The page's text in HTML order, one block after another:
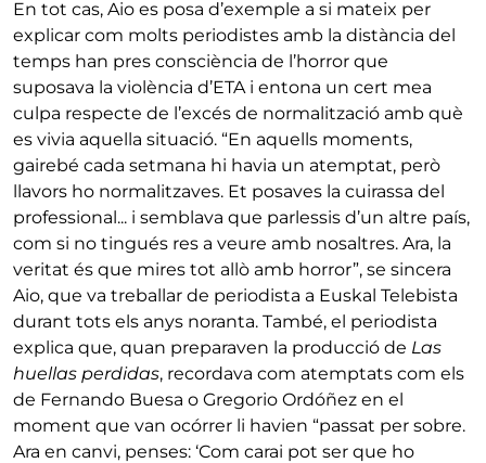
En tot cas, Aio es posa d’exemple a si mateix per
explicar com molts periodistes amb la distància del
temps han pres consciència de l’horror que
suposava la violència d’ETA i entona un cert mea
culpa respecte de l’excés de normalització amb què
es vivia aquella situació. “En aquells moments,
gairebé cada setmana hi havia un atemptat, però
llavors ho normalitzaves. Et posaves la cuirassa del
professional... i semblava que parlessis d’un altre país,
com si no tingués res a veure amb nosaltres. Ara, la
veritat és que mires tot allò amb horror”, se sincera
Aio, que va treballar de periodista a Euskal Telebista
durant tots els anys noranta. També, el periodista
explica que, quan preparaven la producció de Las
huellas perdidas, recordava com atemptats com els
de Fernando Buesa o Gregorio Ordóñez en el
moment que van ocórrer li havien “passat per sobre.
Ara en canvi, penses: ‘Com carai pot ser que ho